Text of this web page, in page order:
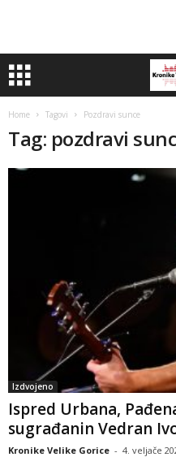
Home Tagovi Pozdravi sunce
Tag: pozdravi
Izdvojeno
Ispred Urbana,
sugrađanin Vedran
Kronike Velike Gorice - 4. veljače